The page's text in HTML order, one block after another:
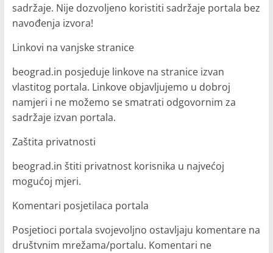
sadržaje. Nije dozvoljeno koristiti sadržaje portala bez
navođenja izvora!
Linkovi na vanjske stranice
beograd.in posjeduje linkove na stranice izvan
vlastitog portala. Linkove objavljujemo u dobroj
namjeri i ne možemo se smatrati odgovornim za
sadržaje izvan portala.
Zaštita privatnosti
beograd.in štiti privatnost korisnika u najvećoj
mogućoj mjeri.
Komentari posjetilaca portala
Posjetioci portala svojevoljno ostavljaju komentare na
društvnim mrežama/portalu. Komentari ne